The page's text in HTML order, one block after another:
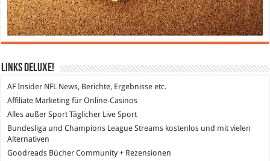
Links DeLuXe!
AF Insider NFL News, Berichte, Ergebnisse etc.
Affiliate Marketing für Online-Casinos
Alles außer Sport Täglicher Live Sport
Bundesliga und Champions League Streams kostenlos und mit vielen
Alternativen
Goodreads Bücher Community + Rezensionen